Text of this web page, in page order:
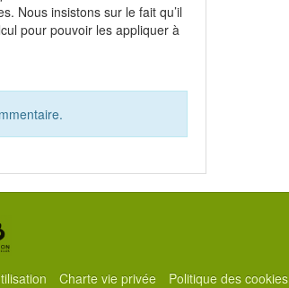
Nous insistons sur le fait qu’il
pour pouvoir les appliquer à
Charte vie privée Politique des cookies